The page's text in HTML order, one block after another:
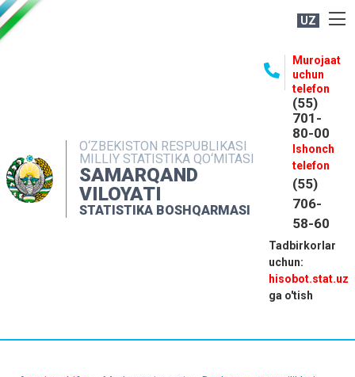
UZ
O‘ZBEKISTON RESPUBLIKASI
MILLIY STATISTIKA QO‘MITASI
SAMARQAND
VILOYATI
STATISTIKA BOSHQARMASI
Murojaat
uchun
telefon
(55)
701-
80-00
Ishonch
telefon
(55)
706-
58-60
Tadbirkorlar
uchun:
hisobot.stat.uz
ga o'tish
MATBUOT XIZMATI
MUROJAATLAR
KONTAKTLAR